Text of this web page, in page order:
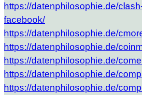
https://datenphilosophie.de/
facebook/
https://datenphilosophie.de/
https://datenphilosophie.de/
https://datenphilosophie.de/
https://datenphilosophie.de/
https://datenphilosophie.de/